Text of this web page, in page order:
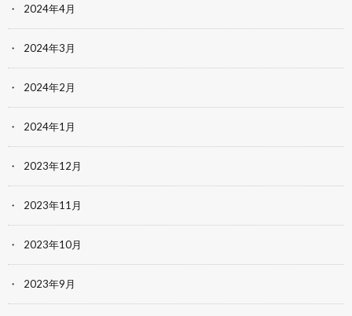
2024年4月
2024年3月
2024年2月
2024年1月
2023年12月
2023年11月
2023年10月
2023年9月